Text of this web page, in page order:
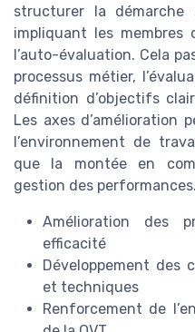
structurer la démarche
impliquant les membres
l’auto-évaluation. Cela
processus métier,
définition d’objectifs
Les axes d’amélioration
l’environnement de
que la montée en
gestion des performances.
Amélioration des
efficacité
Développement des
et techniques
Renforcement de